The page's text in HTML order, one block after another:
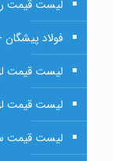
لیست قیمت
فولاد
لیست قیمت
لیست قیمت
لیست قیمت